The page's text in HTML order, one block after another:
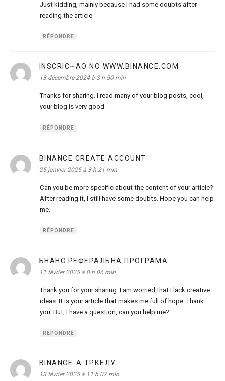
Just kidding, mainly because I had some doubts after
reading the article.
RÉPONDRE
INSCRIC~AO NO WWW.BINANCE.COM
13 décembre 2024 à 3 h 50 min
Thanks for sharing. I read many of your blog posts, cool,
your blog is very good.
RÉPONDRE
BINANCE CREATE ACCOUNT
25 janvier 2025 à 3 h 21 min
Can you be more specific about the content of your article?
After reading it, I still have some doubts. Hope you can help
me.
RÉPONDRE
БНАНС РЕФЕРАЛЬНА ПРОГРАМА
11 février 2025 à 0 h 06 min
Thank you for your sharing. I am worried that I lack creative
ideas. It is your article that makes me full of hope. Thank
you. But, I have a question, can you help me?
RÉPONDRE
BINANCE-А ТРКЕЛУ
13 février 2025 à 11 h 07 min